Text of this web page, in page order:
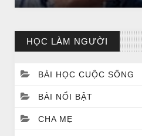
HỌC LÀM NGƯỜI
BÀI HỌC CUỘC SỐNG
BÀI NỔI BẬT
CHA MẸ